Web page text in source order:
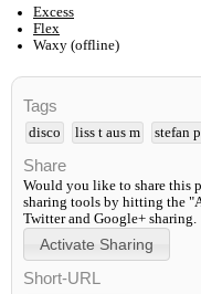
Excess
Flex
Waxy (offline)
Tags
disco liss t aus m stefan
Share
Would you like to share this
sharing tools by hitting the
Twitter and Google+ sharing.
Short-URL